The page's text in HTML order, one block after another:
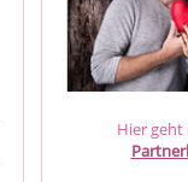
Hier geht